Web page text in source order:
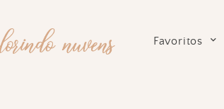
Favoritos